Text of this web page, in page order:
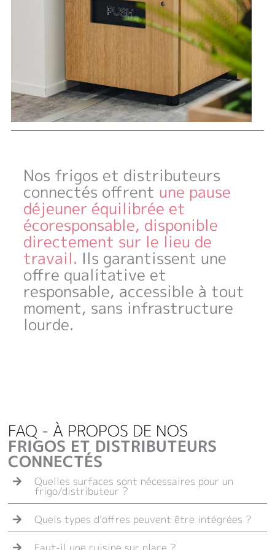
Nos frigos et distributeurs
connectés offrent une pause
déjeuner équilibrée et
écoresponsable, disponible
directement sur le lieu de
travail. Ils garantissent une
offre qualitative et
responsable, accessible à tout
moment, sans infrastructure
lourde.
FAQ - À PROPOS DE NOS
FRIGOS ET DISTRIBUTEURS
CONNECTÉS
Quelles surfaces sont nécessaires pour un
frigo/distributeur ?
Quels types d’offres peuvent être intégrées ?
Faut-il une cuisine sur place ?